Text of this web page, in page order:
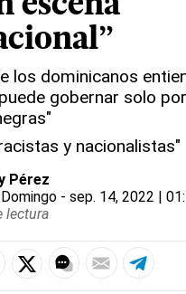
escena
los dominicanos
gobernar solo
y nacionalistas"
Pérez
- sep. 14, 2022 |
lectura